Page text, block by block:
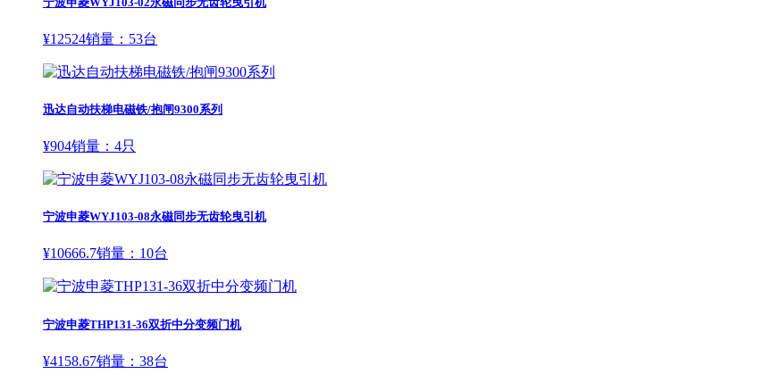
¥12524销量： 53台
迅达自动扶梯电磁铁/抱闸9300系列
¥904销量： 4只
宁波申菱WYJ103-08永磁同步无齿轮曳引机
¥10666.7销量： 10台
宁波申菱THP131-36双折中分变频门机
¥4158.67销量： 38台